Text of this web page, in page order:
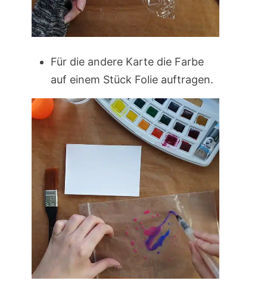
Für die andere Karte die Farbe
auf einem Stück Folie auftragen.